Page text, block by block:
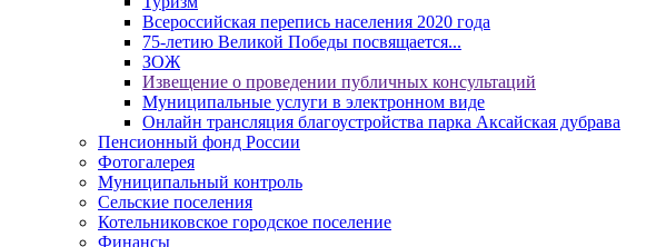
Всероссийская перепись населения 2020 года
75-летию Великой Победы посвящается...
ЗОЖ
Извещение о проведении публичных консультаций
Муниципальные услуги в электронном виде
Онлайн трансляция благоустройства парка Аксайская дубрава
Пенсионный фонд России
Фотогалерея
Муниципальный контроль
Сельские поселения
Котельниковское городское поселение
Финансы